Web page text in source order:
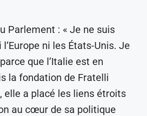
Parlement : « Je ne suis
ni les États-Unis. Je
que l’Italie est en
la fondation de Fratelli
elle a placé les liens étroits
au cœur de sa politique